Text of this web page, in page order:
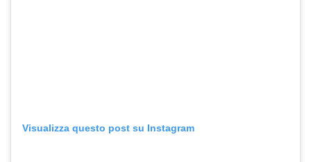
Visualizza questo post su Instagram